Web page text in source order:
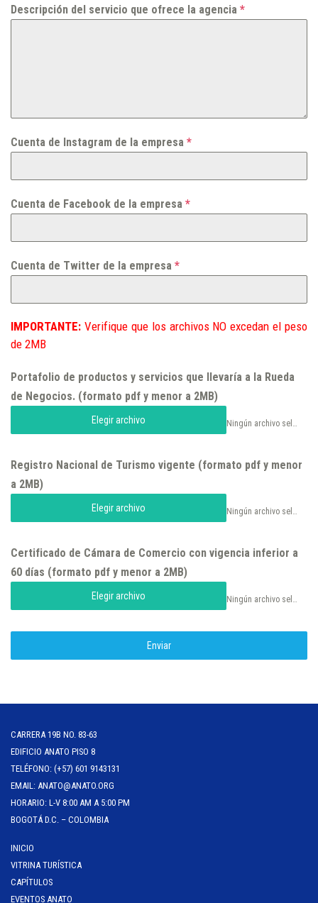
Descripción del servicio que ofrece la agencia *
Cuenta de Instagram de la empresa *
Cuenta de Facebook de la empresa *
Cuenta de Twitter de la empresa *
IMPORTANTE: Verifique que los archivos NO excedan el peso
de 2MB
Portafolio de productos y servicios que llevaría a la Rueda
de Negocios. (formato pdf y menor a 2MB)
Elegir archivo Ningún archivo seleccionado
Registro Nacional de Turismo vigente (formato pdf y menor
a 2MB)
Elegir archivo Ningún archivo seleccionado
Certificado de Cámara de Comercio con vigencia inferior a
60 días (formato pdf y menor a 2MB)
Elegir archivo Ningún archivo seleccionado
Enviar
CARRERA 19B NO. 83-63
EDIFICIO ANATO PISO 8
TELÉFONO: (+57) 601 9143131
EMAIL: ANATO@ANATO.ORG
HORARIO: L-V 8:00 AM A 5:00 PM
BOGOTÁ D.C. – COLOMBIA
INICIO
VITRINA TURÍSTICA
CAPÍTULOS
EVENTOS ANATO